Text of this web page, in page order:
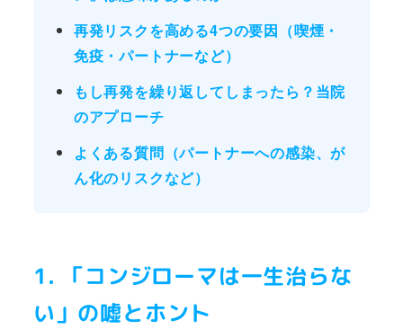
再発リスクを高める4つの要因（喫煙・
免疫・パートナーなど）
もし再発を繰り返してしまったら？当院
のアプローチ
よくある質問（パートナーへの感染、が
ん化のリスクなど）
1. 「コンジローマは一生治らな
い」の嘘とホント